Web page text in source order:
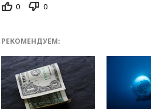
0 0
РЕКОМЕНДУЕМ: